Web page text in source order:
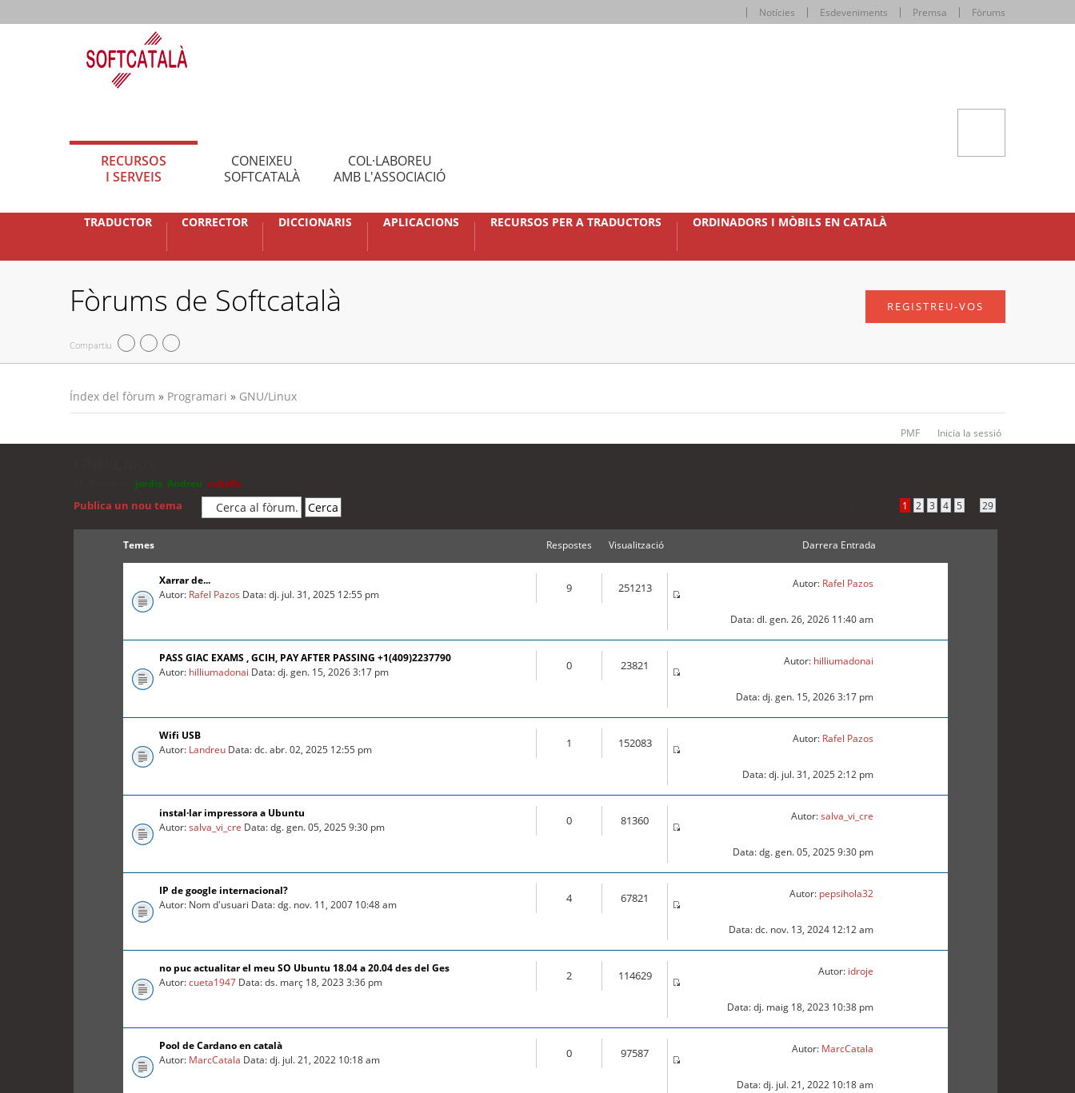
Notícies Esdeveniments Premsa Fòrums
RECURSOS
I SERVEIS
CONEIXEU
SOFTCATALÀ
COL·LABOREU
AMB L'ASSOCIACIÓ
TRADUCTOR CORRECTOR DICCIONARIS APLICACIONS RECURSOS PER A TRADUCTORS ORDINADORS I MÒBILS EN CATALÀ
Fòrums de Softcatalà
Compartiu
REGISTREU-VOS
Índex del fòrum » Programari » GNU/Linux
PMF Inicia la sessió
jordis Andreu cubells
Publica un nou tema 1 2 3 4 5 29
Temes Respostes Visualització Darrera Entrada
Xarrar de...
Autor: Rafel Pazos Data: dj. jul. 31, 2025 12:55 pm 9 251213 Autor: Rafel Pazos
Data: dl. gen. 26, 2026 11:40 am
PASS GIAC EXAMS , GCIH, PAY AFTER PASSING +1(409)2237790
Autor: hilliumadonai Data: dj. gen. 15, 2026 3:17 pm 0 23821 Autor: hilliumadonai
Data: dj. gen. 15, 2026 3:17 pm
Wifi USB
Autor: Landreu Data: dc. abr. 02, 2025 12:55 pm 1 152083 Autor: Rafel Pazos
Data: dj. jul. 31, 2025 2:12 pm
instal·lar impressora a Ubuntu
Autor:salva_vi_cre Data: dg. gen. 05, 2025 9:30 pm 0 81360 Autor:salva_vi_cre
Data: dg. gen. 05, 2025 9:30 pm
IP de google internacional?
Autor: Nom d'usuari Data: dg. nov. 11, 2007 10:48 am
4 67821 Autor: pepsihola32
Data: dc. nov. 13, 2024 12:12 am
no puc actualitar el meu SO Ubuntu 18.04 a 20.04 des del Ges
Autor:cueta1947 Data: ds. març 18, 2023 3:36 pm 2 114629 Autor: idroje
Data: dj. maig 18, 2023 10:38 pm
Pool de Cardano en català
Autor: MarcCatala Data: dj. jul. 21, 2022 10:18 am 0 97587 Autor: MarcCatala
Data: dj. jul. 21, 2022 10:18 am